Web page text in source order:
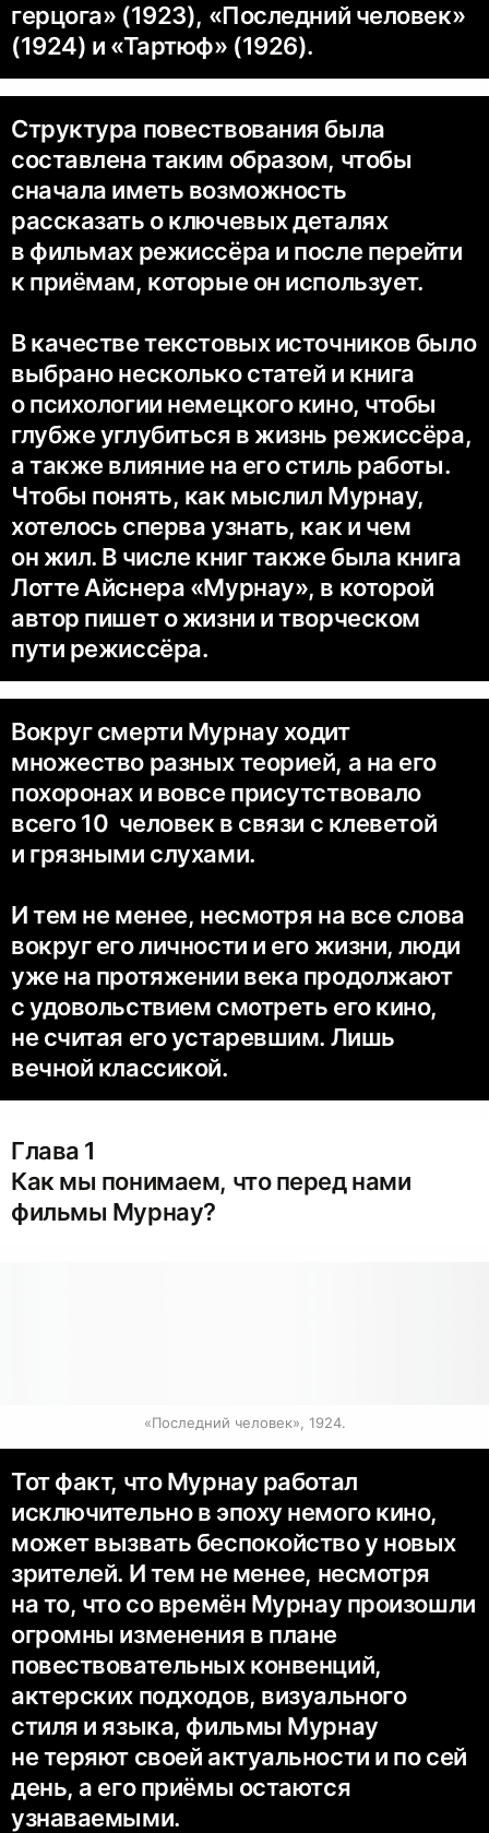
герцога» (1923), «Последний человек»
(1924) и «Тартюф» (1926).
Структура повествования была
составлена таким образом, чтобы
сначала иметь возможность
рассказать о ключевых деталях
в фильмах режиссёра и после перейти
к приёмам, которые он использует.
В качестве текстовых источников было
выбрано несколько статей и книга
о психологии немецкого кино, чтобы
глубже углубиться в жизнь режиссёра,
а также влияние на его стиль работы.
Чтобы понять, как мыслил Мурнау,
хотелось сперва узнать, как и чем
он жил. В числе книг также была книга
Лотте Айснера «Мурнау», в которой
автор пишет о жизни и творческом
пути режиссёра.
Вокруг смерти Мурнау ходит
множество разных теорией, а на его
похоронах и вовсе присутствовало
всего 10 человек в связи с клеветой
и грязными слухами.
И тем не менее, несмотря на все слова
вокруг его личности и его жизни, люди
уже на протяжении века продолжают
с удовольствием смотреть его кино,
не считая его устаревшим. Лишь
вечной классикой.
Глава 1
Как мы понимаем, что перед нами
фильмы Мурнау?
«Последний человек», 1924.
Тот факт, что Мурнау работал
исключительно в эпоху немого кино,
может вызвать беспокойство у новых
зрителей. И тем не менее, несмотря
на то, что со времён Мурнау произошли
огромны изменения в плане
повествовательных конвенций,
актерских подходов, визуального
стиля и языка, фильмы Мурнау
не теряют своей актуальности и по сей
день, а его приёмы остаются
узнаваемыми.